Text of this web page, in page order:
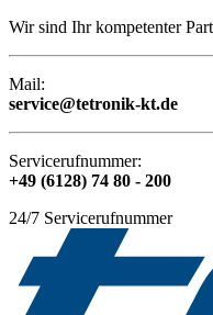
Wir sind Ihr kompetenter
Mail:
service@tetronik-kt.de
Servicerufnummer:
+49 (6128) 74 80 - 200
24/7 Servicerufnummer